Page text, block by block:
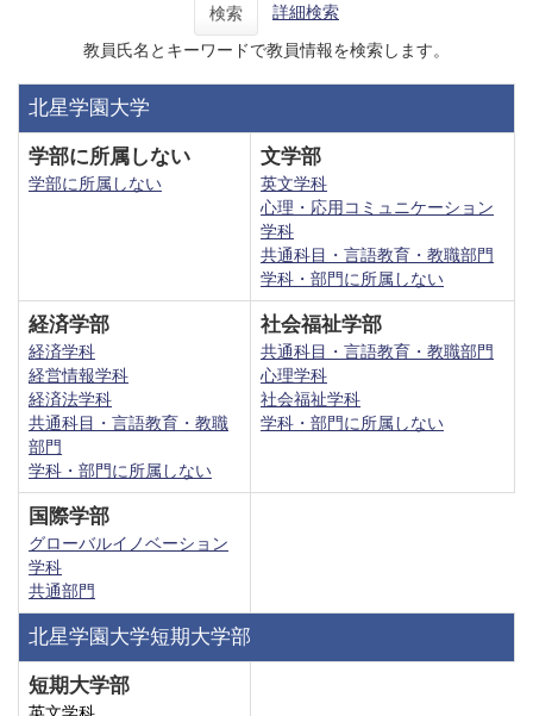
検索 詳細検索
教員氏名とキーワードで教員情報を検索します。
北星学園大学
学部に所属しない
学部に所属しない
文学部
英文学科
心理・応用コミュニケーション
学科
共通科目・言語教育・教職部門
学科・部門に所属しない
経済学部
経済学科
経営情報学科
経済法学科
共通科目・言語教育・教職
部門
学科・部門に所属しない
社会福祉学部
共通科目・言語教育・教職部門
心理学科
社会福祉学科
学科・部門に所属しない
国際学部
グローバルイノベーション
学科
共通部門
北星学園大学短期大学部
短期大学部